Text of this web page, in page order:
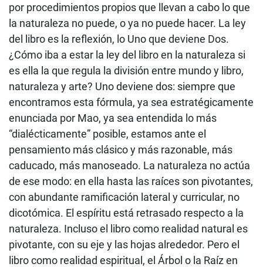
por procedimientos propios que llevan a cabo lo que
la naturaleza no puede, o ya no puede hacer. La ley
del libro es la reflexión, lo Uno que deviene Dos.
¿Cómo iba a estar la ley del libro en la naturaleza si
es ella la que regula la división entre mundo y libro,
naturaleza y arte? Uno deviene dos: siempre que
encontramos esta fórmula, ya sea estratégicamente
enunciada por Mao, ya sea entendida lo más
“dialécticamente” posible, estamos ante el
pensamiento más clásico y más razonable, más
caducado, más manoseado. La naturaleza no actúa
de ese modo: en ella hasta las raíces son pivotantes,
con abundante ramificación lateral y curricular, no
dicotómica. El espíritu está retrasado respecto a la
naturaleza. Incluso el libro como realidad natural es
pivotante, con su eje y las hojas alrededor. Pero el
libro como realidad espiritual, el Árbol o la Raíz en